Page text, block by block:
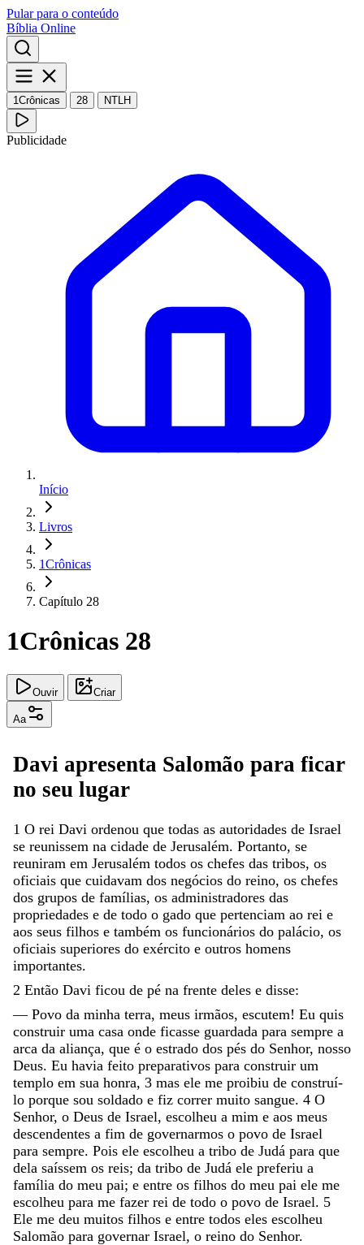
Pular para o conteúdo
Bíblia Online
1Crônicas 28 NTLH
Publicidade
Início
Livros
1Crônicas
Capítulo 28
1Crônicas 28
Ouvir Criar
Aa
Davi apresenta Salomão para ficar
no seu lugar
1 O rei Davi ordenou que todas as autoridades de Israel
se reunissem na cidade de Jerusalém. Portanto, se
reuniram em Jerusalém todos os chefes das tribos, os
oficiais que cuidavam dos negócios do reino, os chefes
dos grupos de famílias, os administradores das
propriedades e de todo o gado que pertenciam ao rei e
aos seus filhos e também os funcionários do palácio, os
oficiais superiores do exército e outros homens
importantes.
2 Então Davi ficou de pé na frente deles e disse:
— Povo da minha terra, meus irmãos, escutem! Eu quis
construir uma casa onde ficasse guardada para sempre a
arca da aliança, que é o estrado dos pés do Senhor, nosso
Deus. Eu havia feito preparativos para construir um
templo em sua honra, 3 mas ele me proibiu de construí-
lo porque sou soldado e fiz correr muito sangue. 4 O
Senhor, o Deus de Israel, escolheu a mim e aos meus
descendentes a fim de governarmos o povo de Israel
para sempre. Pois ele escolheu a tribo de Judá para que
dela saíssem os reis; da tribo de Judá ele preferiu a
família do meu pai; e entre os filhos do meu pai ele me
escolheu para me fazer rei de todo o povo de Israel. 5
Ele me deu muitos filhos e entre todos eles escolheu
Salomão para governar Israel, o reino do Senhor.